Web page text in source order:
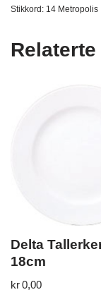
Stikkord: 14 Metropolis
Delta
18cm
kr0,00